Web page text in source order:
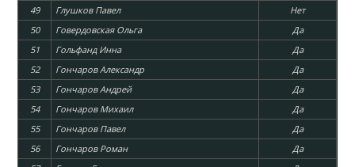
49
Глушков Павел
Нет
50
Говердовская Ольга
Да
51
Гольфанд Инна
Да
52
Гончаров Александр
Да
53
Гончаров Андрей
Да
54
Гончаров Михаил
Да
55
Гончаров Павел
Да
56
Гончаров Роман
Да